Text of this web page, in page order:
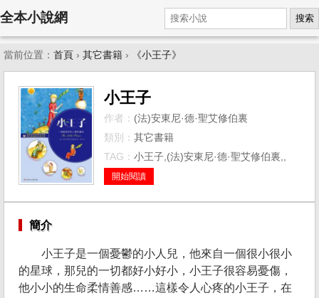
全本小說網 搜索
當前位置： 首頁 › 其它書籍 › 《小王子》
小王子
作者： (法)安東尼·德·聖艾修伯裏
類別： 其它書籍
TAG： 小王子,(法)安東尼·德·聖艾修伯裏,,
開始閱讀
簡介
小王子是一個憂鬱的小人兒，他來自一個很小很小
的星球，那兒的一切都好小好小，小王子很容易憂傷，
他小小的生命柔情善感……這樣令人心疼的小王子，在